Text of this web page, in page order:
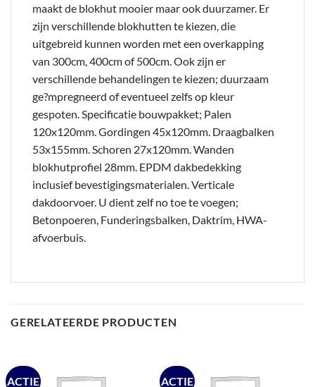
maakt de blokhut mooier maar ook duurzamer. Er
zijn verschillende blokhutten te kiezen, die
uitgebreid kunnen worden met een overkapping
van 300cm, 400cm of 500cm. Ook zijn er
verschillende behandelingen te kiezen; duurzaam
ge?mpregneerd of eventueel zelfs op kleur
gespoten. Specificatie bouwpakket; Palen
120x120mm. Gordingen 45x120mm. Draagbalken
53x155mm. Schoren 27x120mm. Wanden
blokhutprofiel 28mm. EPDM dakbedekking
inclusief bevestigingsmaterialen. Verticale
dakdoorvoer. U dient zelf no toe te voegen;
Betonpoeren, Funderingsbalken, Daktrim, HWA-
afvoerbuis.
GERELATEERDE PRODUCTEN
ACTIE ACTIE